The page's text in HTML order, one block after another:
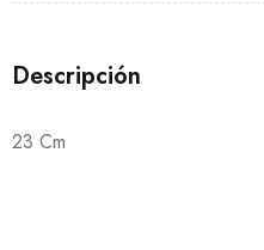
Descripción
23 Cm